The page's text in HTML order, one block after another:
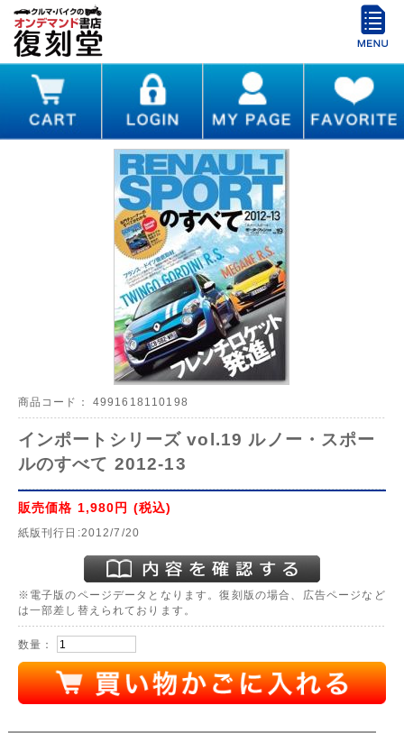
商品コード： 4991618110198
インポートシリーズ vol.19 ルノー・スポー
ルのすべて 2012-13
販売価格 1,980円 (税込)
紙版刊行日:2012/7/20
※電子版のページデータとなります。復刻版の場合、広告ページなど
は一部差し替えられております。
数量：